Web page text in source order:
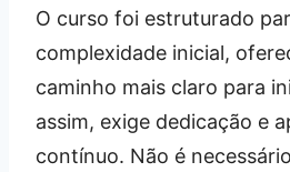
O curso foi estruturado
complexidade inicial,
caminho mais claro para
assim, exige dedicação e
contínuo. Não é